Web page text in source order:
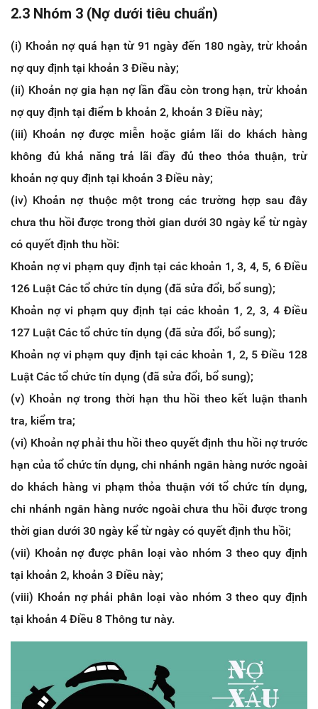
2.3 Nhóm 3 (Nợ dưới tiêu chuẩn)
(i) Khoản nợ quá hạn từ 91 ngày đến 180 ngày, trừ khoản
nợ quy định tại khoản 3 Điều này;
(ii) Khoản nợ gia hạn nợ lần đầu còn trong hạn, trừ khoản
nợ quy định tại điểm b khoản 2, khoản 3 Điều này;
(iii) Khoản nợ được miễn hoặc giảm lãi do khách hàng
không đủ khả năng trả lãi đầy đủ theo thỏa thuận, trừ
khoản nợ quy định tại khoản 3 Điều này;
(iv) Khoản nợ thuộc một trong các trường hợp sau đây
chưa thu hồi được trong thời gian dưới 30 ngày kể từ ngày
có quyết định thu hồi:
Khoản nợ vi phạm quy định tại các khoản 1, 3, 4, 5, 6 Điều
126 Luật Các tổ chức tín dụng (đã sửa đổi, bổ sung);
Khoản nợ vi phạm quy định tại các khoản 1, 2, 3, 4 Điều
127 Luật Các tổ chức tín dụng (đã sửa đổi, bổ sung);
Khoản nợ vi phạm quy định tại các khoản 1, 2, 5 Điều 128
Luật Các tổ chức tín dụng (đã sửa đổi, bổ sung);
(v) Khoản nợ trong thời hạn thu hồi theo kết luận thanh
tra, kiểm tra;
(vi) Khoản nợ phải thu hồi theo quyết định thu hồi nợ trước
hạn của tổ chức tín dụng, chi nhánh ngân hàng nước ngoài
do khách hàng vi phạm thỏa thuận với tổ chức tín dụng,
chi nhánh ngân hàng nước ngoài chưa thu hồi được trong
thời gian dưới 30 ngày kể từ ngày có quyết định thu hồi;
(vii) Khoản nợ được phân loại vào nhóm 3 theo quy định
tại khoản 2, khoản 3 Điều này;
(viii) Khoản nợ phải phân loại vào nhóm 3 theo quy định
tại khoản 4 Điều 8 Thông tư này.